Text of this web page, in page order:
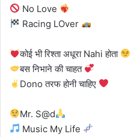
No Love
Racing LOver
कोई भी रिश्ता अधूरा Nahi होता
बस निभाने की चाहत
Dono तरफ होनी चाहिए
Mr. S@d
Music My Life